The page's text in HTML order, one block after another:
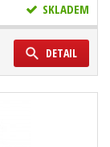
SKLADEM
DETAIL